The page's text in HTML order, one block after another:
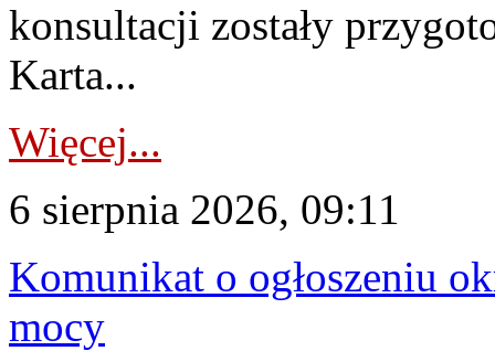
konsultacji zostały
Karta...
Więcej...
6 sierpnia 2026, 09:11
Komunikat o ogłoszeniu
mocy